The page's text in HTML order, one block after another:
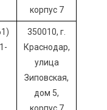
корпус 7
350010, г.
Краснодар,
улица
Зиповская,
дом 5,